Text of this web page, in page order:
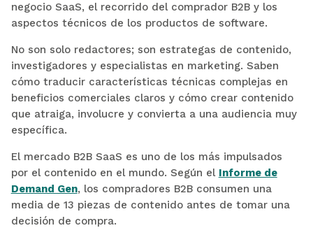
negocio SaaS, el recorrido del comprador B2B y los
aspectos técnicos de los productos de software.
No son solo redactores; son estrategas de contenido,
investigadores y especialistas en marketing. Saben
cómo traducir características técnicas complejas en
beneficios comerciales claros y cómo crear contenido
que atraiga, involucre y convierta a una audiencia muy
específica.
El mercado B2B SaaS es uno de los más impulsados
por el contenido en el mundo. Según el Informe de
Demand Gen, los compradores B2B consumen una
media de 13 piezas de contenido antes de tomar una
decisión de compra.